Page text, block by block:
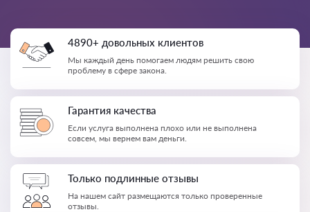
4890+ довольных клиентов
Мы каждый день помогаем людям решить свою
проблему в сфере закона.
Гарантия качества
Если услуга выполнена плохо или не выполнена
совсем, мы вернем вам деньги.
Только подлинные отзывы
На нашем сайт размещаются только проверенные
отзывы.